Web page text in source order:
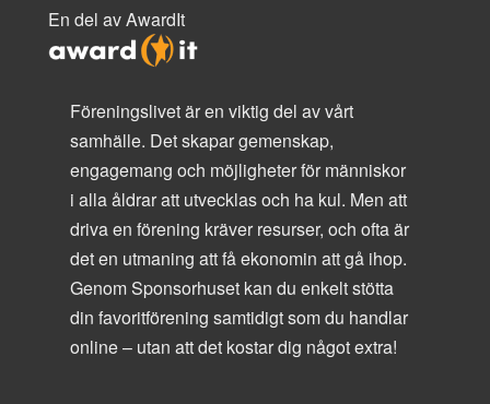
En del av AwardIt
Föreningslivet är en viktig del av vårt
samhälle. Det skapar gemenskap,
engagemang och möjligheter för människor
i alla åldrar att utvecklas och ha kul. Men att
driva en förening kräver resurser, och ofta är
det en utmaning att få ekonomin att gå ihop.
Genom Sponsorhuset kan du enkelt stötta
din favoritförening samtidigt som du handlar
online – utan att det kostar dig något extra!